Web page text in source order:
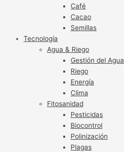
Café
Cacao
Semillas
Tecnología
Agua & Riego
Gestión del Agua
Riego
Energía
Clima
Fitosanidad
Pesticidas
Biocontrol
Polinización
Plagas